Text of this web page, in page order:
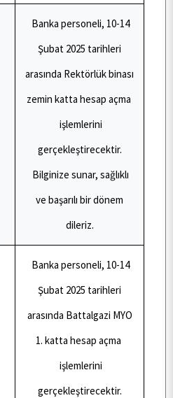
Banka personeli, 10-14
Şubat 2025 tarihleri
arasında Rektörlük binası
zemin katta hesap açma
işlemlerini
gerçekleştirecektir.
Bilginize sunar, sağlıklı
ve başarılı bir dönem
dileriz.
Banka personeli, 10-14
Şubat 2025 tarihleri
arasında Battalgazi MYO
1. katta hesap açma
işlemlerini
gerçekleştirecektir.